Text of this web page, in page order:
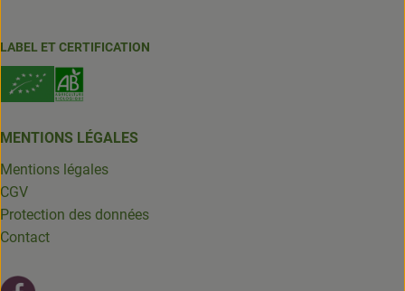
LABEL ET CERTIFICATION
MENTIONS LÉGALES
Mentions légales
CGV
Protection des données
Contact